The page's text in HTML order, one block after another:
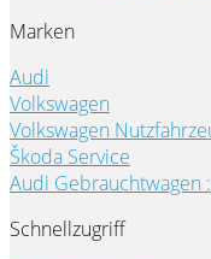
Marken
Audi
Volkswagen
Volkswagen
Škoda Service
Audi Gebrauchtwagen
Schnellzugriff